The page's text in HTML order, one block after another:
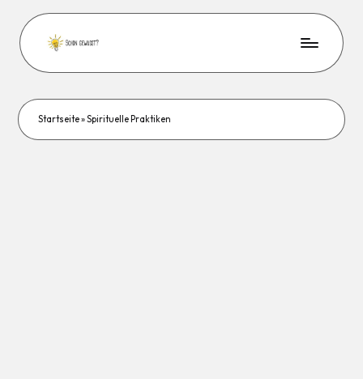
Startseite»Spirituelle Praktiken